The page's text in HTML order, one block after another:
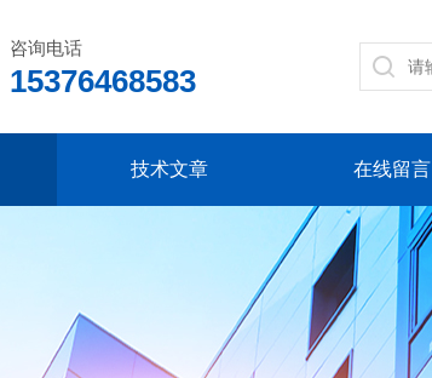
咨询电话
15376468583
技术文章 在线留言